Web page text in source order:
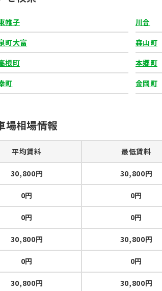
帷子 川合
町大富 森山町
根町 本郷町
町 金岡町
場相場情報
平均賃料 最低賃料
30,800円 30,800円
0円 0円
0円 0円
30,800円 30,800円
0円 0円
30,800円 30,800円